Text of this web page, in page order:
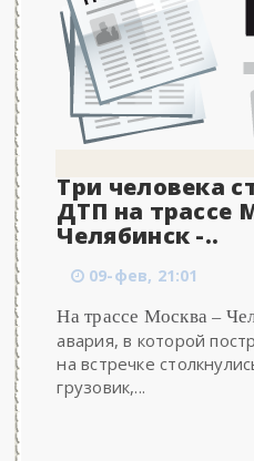
Три человека
ДТП на трассе
Челябинск -..
09-фев, 21:01
На трассе Москва –
авария, в которой
на встречке
грузовик,...